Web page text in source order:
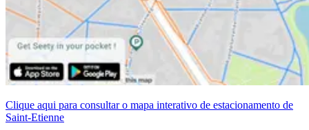
Clique aqui para consultar o mapa interativo de estacionamento de
Saint-Etienne